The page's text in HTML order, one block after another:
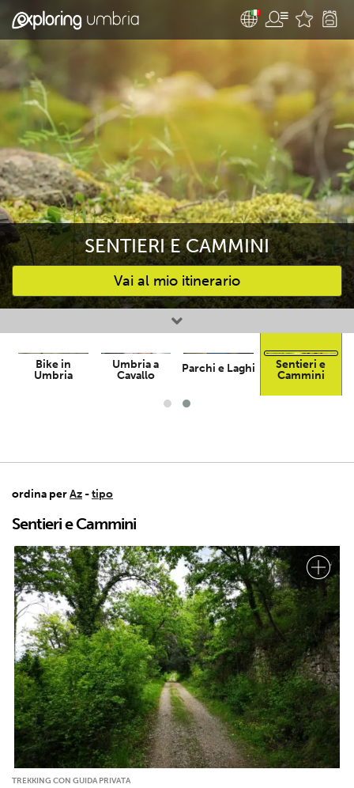
SENTIERI E CAMMINI
Vai al mio itinerario
Attività preferite
Bike in
Umbria
Umbria a
Cavallo
Parchi e Laghi
Sentieri e
Cammini
ordina perAz -tipo
Sentieri e Cammini
TREKKING CON GUIDA PRIVATA